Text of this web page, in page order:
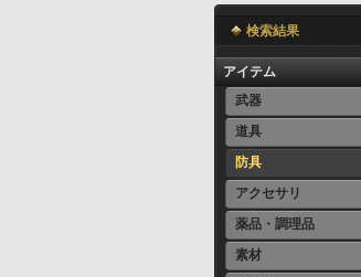
検索結果
アイテム
武器
道具
防具
アクセサリ
薬品・調理品
素材